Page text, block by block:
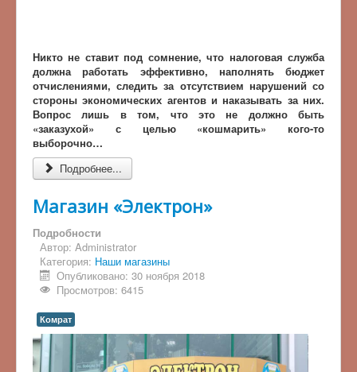
Никто не ставит под сомнение, что налоговая служба
должна работать эффективно, наполнять бюджет
отчислениями, следить за отсутствием нарушений со
стороны экономических агентов и наказывать за них.
Вопрос лишь в том, что это не должно быть
«заказухой» с целью «кошмарить» кого-то
выборочно…
Подробнее...
Магазин «Электрон»
Подробности
Автор: Administrator
Категория: Наши магазины
Опубликовано: 30 ноября 2018
Просмотров: 6415
Комрат